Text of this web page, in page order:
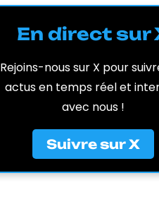
En direct sur
Rejoins-nous sur X pour
actus en temps réel et
avec nous !
Suivre sur X